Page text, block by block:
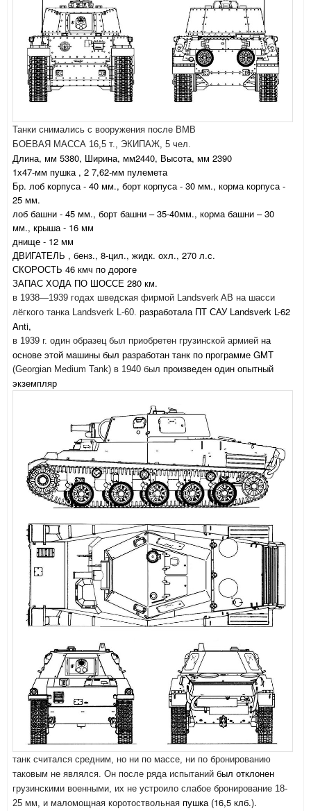
Танки снимались с вооружения после ВМВ
БОЕВАЯ МАССА 16,5 т., ЭКИПАЖ, 5 чел.
Длина, мм 5380, Ширина, мм2440, Высота, мм 2390
1х47-мм пушка , 2 7,62-мм пулемета
Бр. лоб корпуса - 40 мм., борт корпуса - 30 мм., корма корпуса -
25 мм.
лоб башни - 45 мм., борт башни – 35-40мм., корма башни – 30
мм., крыша - 16 мм
днище - 12 мм
ДВИГАТЕЛЬ , бенз., 8-цил., жидк. охл., 270 л.с.
СКОРОСТЬ 46 кмч по дороге
ЗАПАС ХОДА ПО ШОССЕ 280 км.
в 1938—1939 годах шведская фирмой Landsverk AB на шасси
лёгкого танка Landsverk L-60. разработала ПТ САУ Landsverk L-62
Anti,
в 1939 г. один образец был приобретен грузинской армией на
основе этой машины был разработан танк по программе GMT
(Georgian Medium Tank) в 1940 был произведен один опытный
экземпляр
танк считался средним, но ни по массе, ни по бронированию
таковым не являлся. Он после ряда испытаний был отклонен
грузинскими военными, их не устроило слабое бронирование 18-
25 мм, и маломощная коротоствольная пушка (16,5 клб.).